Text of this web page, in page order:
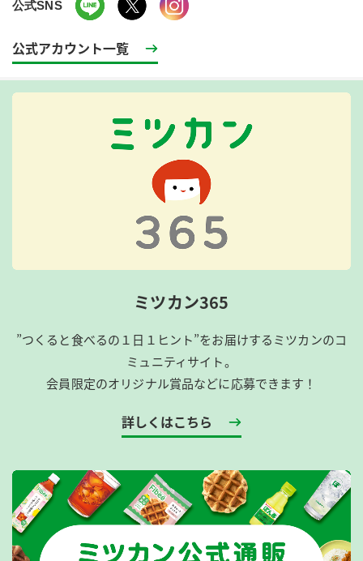
公式SNS
公式アカウント一覧
ミツカン365
”つくると食べるの１日１ヒント”をお届けするミツカンのコ
ミュニティサイト。
会員限定のオリジナル賞品などに応募できます！
詳しくはこちら